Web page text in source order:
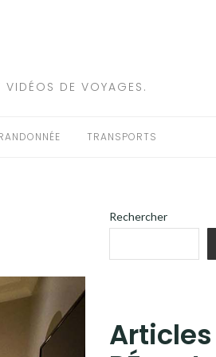
VIDÉOS DE VOYAGES.
TRANSPORTS
Rechercher
Articles